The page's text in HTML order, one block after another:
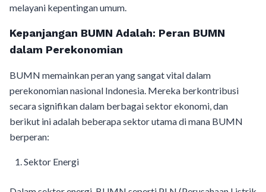
melayani kepentingan umum.
Kepanjangan BUMN Adalah: Peran BUMN
dalam Perekonomian
BUMN memainkan peran yang sangat vital dalam
perekonomian nasional Indonesia. Mereka berkontribusi
secara signifikan dalam berbagai sektor ekonomi, dan
berikut ini adalah beberapa sektor utama di mana BUMN
berperan:
Sektor Energi